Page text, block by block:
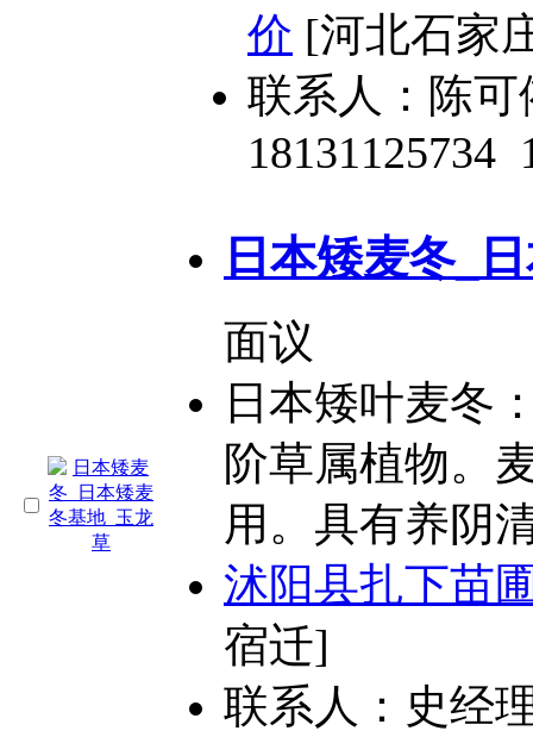
价 [河北石家
联系人：陈可
18131125734
日本矮麦冬_
面议
日本矮叶麦冬
阶草属植物。
用。具有养阴
沭阳县扎下苗
宿迁]
联系人：史经